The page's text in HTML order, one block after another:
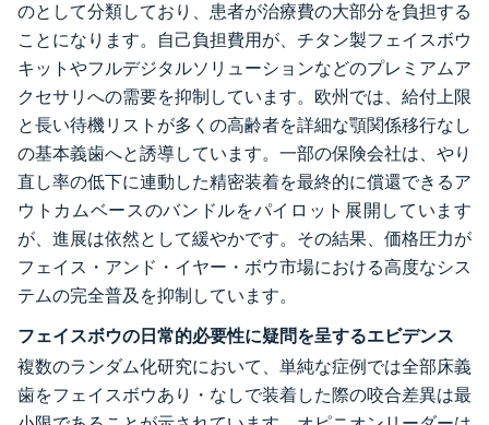
のとして分類しており、患者が治療費の大部分を負担する
ことになります。自己負担費用が、チタン製フェイスボウ
キットやフルデジタルソリューションなどのプレミアムア
クセサリへの需要を抑制しています。欧州では、給付上限
と長い待機リストが多くの高齢者を詳細な顎関係移行なし
の基本義歯へと誘導しています。一部の保険会社は、やり
直し率の低下に連動した精密装着を最終的に償還できるア
ウトカムベースのバンドルをパイロット展開しています
が、進展は依然として緩やかです。その結果、価格圧力が
フェイス・アンド・イヤー・ボウ市場における高度なシス
テムの完全普及を抑制しています。
フェイスボウの日常的必要性に疑問を呈するエビデンス
複数のランダム化研究において、単純な症例では全部床義
歯をフェイスボウあり・なしで装着した際の咬合差異は最